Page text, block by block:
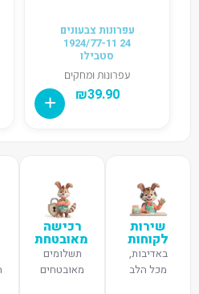
עפרונות צבעונים
24 1924/77-11
סטבילו
עפרונות ומחקים
₪39.90
שירות
לקוחות
באדיבות,
מכל הלב
רכישה
מאובטחת
תשלומים
מאובטחים